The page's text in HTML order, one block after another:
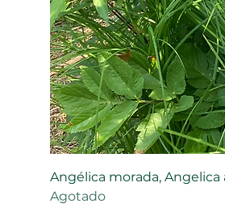
Angélica morada,
Agotado